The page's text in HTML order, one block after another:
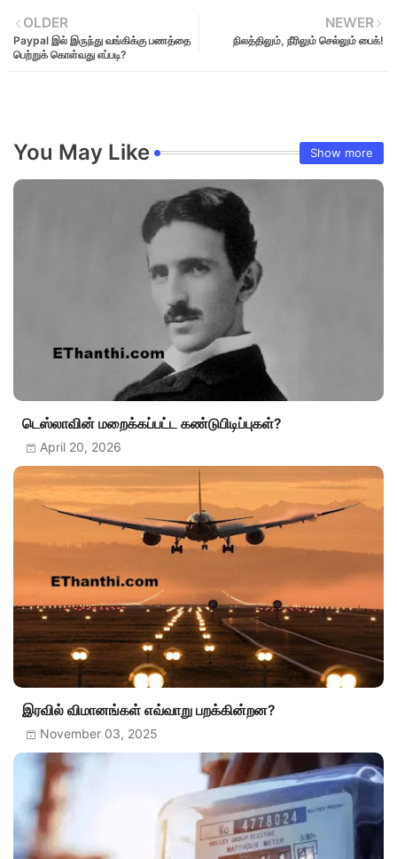
NEWER
நிலத்திலும், நீரிலும் செல்லும் பைக்!
OLDER
Paypal இல் இருந்து வங்கிக்கு பணத்தை
பெற்றுக் கொள்வது எப்படி?
You May Like Show more
டெஸ்லாவின் மறைக்கப்பட்ட கண்டுபிடிப்புகள்?
April 20, 2026
இரவில் விமானங்கள் எவ்வாறு பறக்கின்றன?
November 03, 2025